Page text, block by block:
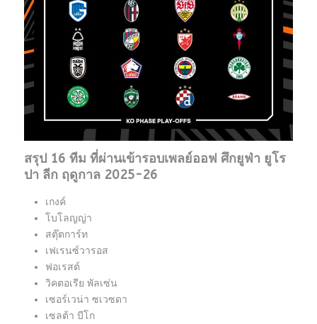
สรุป 16 ทีม ที่ผ่านเข้ารอบเพลย์ออฟ ศึกยูฟ่า ยูโร
ปา ลีก ฤดูกาล 2025-26
เกงค์
โบโลญญ่า
สตุ๊ตการ์ท
เฟเรนซ์วารอส
ฟอเรสต์
วิคตอเรีย พัลเซ่น
เซอร์เวน่า ซเวซดา
เซลต้า บีโก